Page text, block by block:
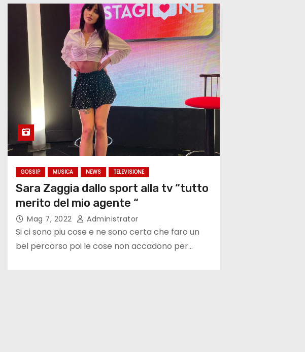
GOSSIP MUSICA NEWS TELEVISIONE
Sara Zaggia dallo sport alla tv “tutto
merito del mio agente “
Mag 7, 2022 Administrator
Si ci sono piu cose e ne sono certa che faro un
bel percorso poi le cose non accadono per…